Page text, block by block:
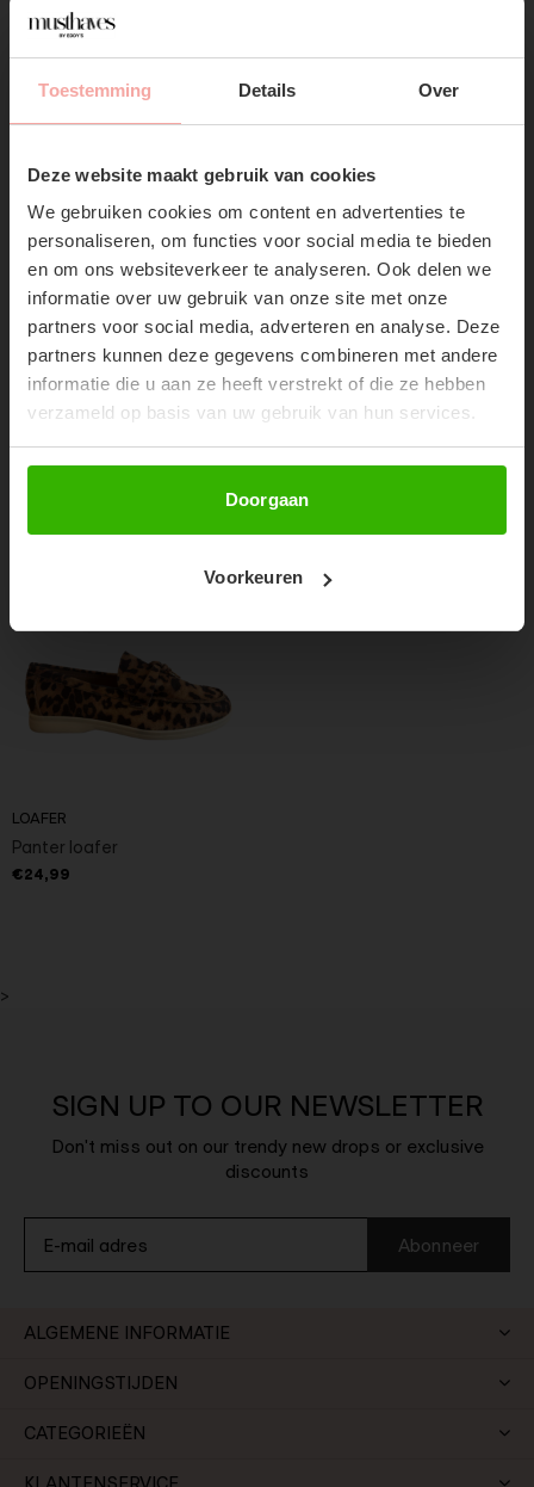
Toestemming Details Over
Deze website maakt gebruik van cookies
We gebruiken cookies om content en advertenties te
personaliseren, om functies voor social media te bieden
en om ons websiteverkeer te analyseren. Ook delen we
informatie over uw gebruik van onze site met onze
partners voor social media, adverteren en analyse. Deze
partners kunnen deze gegevens combineren met andere
informatie die u aan ze heeft verstrekt of die ze hebben
verzameld op basis van uw gebruik van hun services.
Doorgaan
Voorkeuren
SUBSCRIBE NOW & GET
10% OFF YOUR FIRST
ORDER!
Don't miss out on our trendy new drops or exclusive
Gratis verzendingVanaf €75,-
Verzenden & Retourneren
RECENTE ARTIKELEN
LOAFER
Panter loafer
€24,99
>
SIGN UP TO OUR NEWSLETTER
Don't miss out on our trendy new drops or exclusive
discounts
Abonneer
ALGEMENE INFORMATIE
OPENINGSTIJDEN
CATEGORIEËN